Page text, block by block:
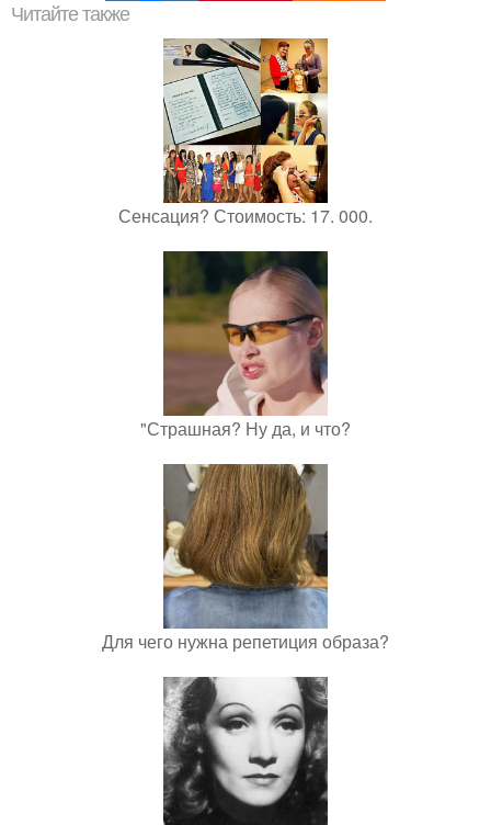
Читайте также
Сенсация? Стоимость: 17. 000.
"Страшная? Ну да, и что?
Для чего нужна репетиция образа?